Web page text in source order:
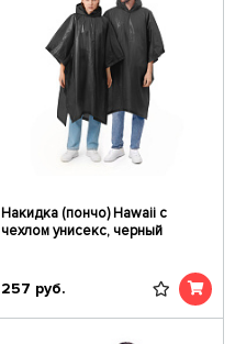
Накидка (пончо) Hawaii c
чехлом унисекс, черный
257 руб.